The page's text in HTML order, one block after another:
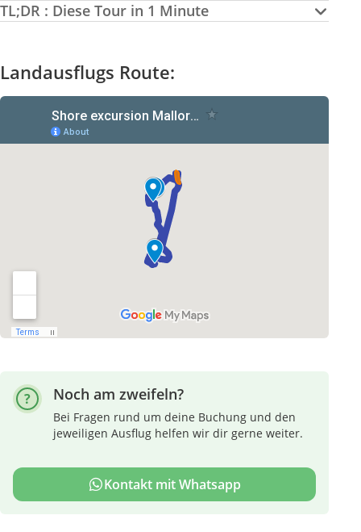
TL;DR : Diese Tour in 1 Minute
Landausflugs Route:
Noch am zweifeln?
Bei Fragen rund um deine Buchung und den
jeweiligen Ausflug helfen wir dir gerne weiter.
Kontakt mit Whatsapp